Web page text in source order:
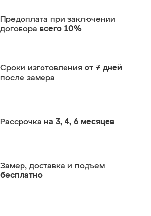
Предоплата при заключении
договора всего 10%
Сроки изготовления от 7 дней
после замера
Рассрочка на 3, 4, 6 месяцев
Замер, доставка и подъем
бесплатно